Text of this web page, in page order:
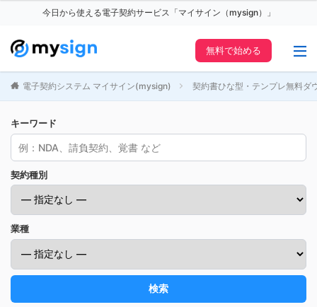
今日から使える電子契約サービス「マイサイン（mysign）」
無料で始める
電子契約システム マイサイン(mysign) 契約書ひな型・テンプレ無料ダ
キーワード
契約種別
業種
検索